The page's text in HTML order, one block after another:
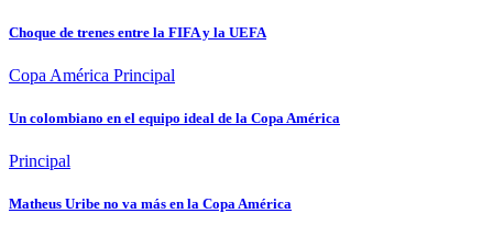
Choque de trenes entre la FIFA y la UEFA
Copa América Principal
Un colombiano en el equipo ideal de la Copa América
Principal
Matheus Uribe no va más en la Copa América